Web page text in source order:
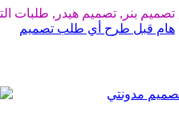
هام قبل طرح أي طلب تصميم
مدونتي